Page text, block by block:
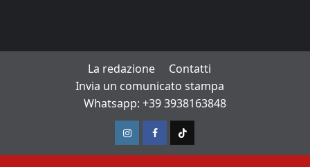
La redazione
Contatti
Invia un comunicato stampa
Whatsapp: +39 3938163848
InstagramFacebook
TikTok